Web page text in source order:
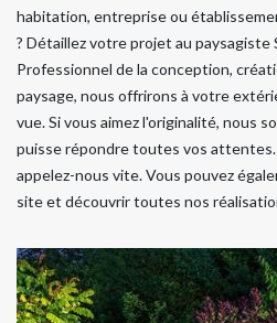
habitation, entreprise ou
? Détaillez votre projet au paysagiste
Professionnel de la conception,
paysage, nous offrirons à votre
vue. Si vous aimez l'originalité, nous
puisse répondre toutes vos
appelez-nous vite. Vous pouvez
site et découvrir toutes nos